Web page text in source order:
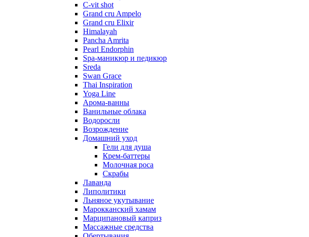
C-vit shot
Grand cru Ampelo
Grand сru Elixir
Himalayah
Pancha Amrita
Pearl Endorphin
Spa-маникюр и педикюр
Sreda
Swan Grace
Thai Inspiration
Yoga Line
Арома-ванны
Ванильные облака
Водоросли
Возрождение
Домашний уход
Гели для душа
Крем-баттеры
Молочная роса
Скрабы
Лаванда
Липолитики
Льняное укутывание
Марокканский хамам
Марципановый каприз
Массажные средства